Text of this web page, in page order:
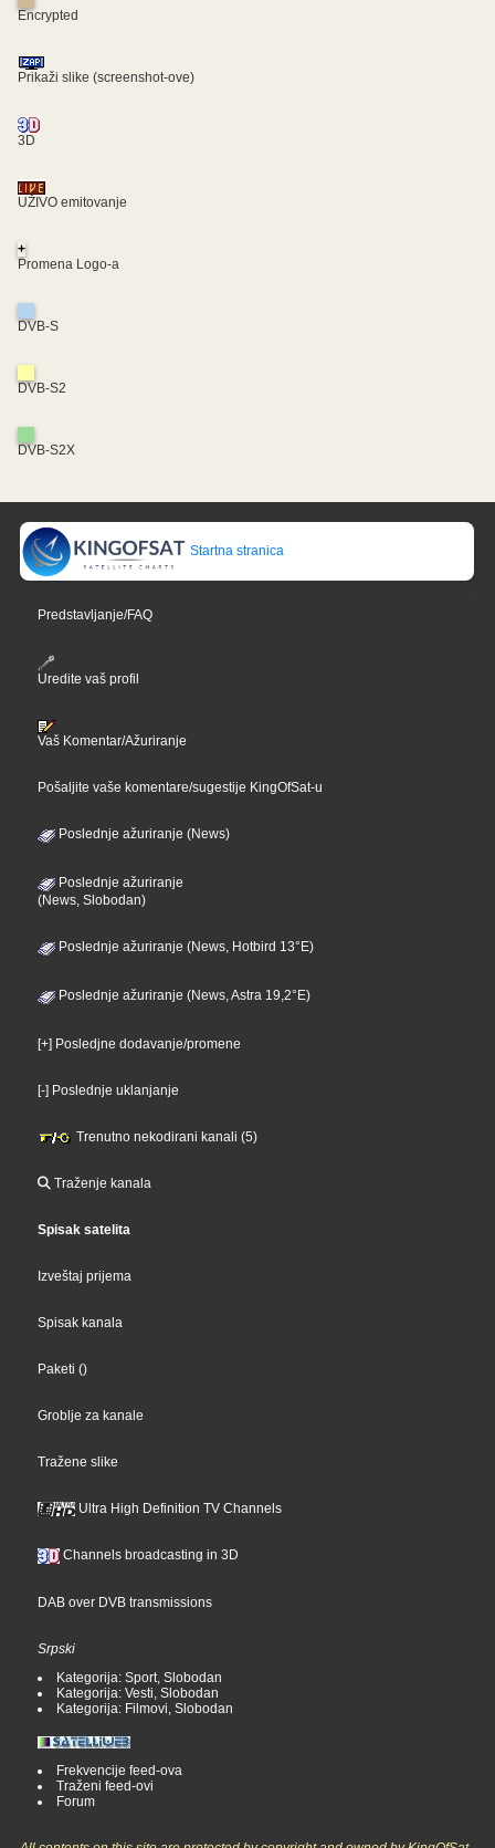
Encrypted
Prikaži slike (screenshot-ove)
3D
UŽIVO emitovanje
+
Promena Logo-a
DVB-S
DVB-S2
DVB-S2X
Startna stranica
Predstavljanje/FAQ
Uredite vaš profil
Vaš Komentar/Ažuriranje
Pošaljite vaše komentare/sugestije KingOfSat-u
Poslednje ažuriranje (News)
Poslednje ažuriranje
(News, Slobodan)
Poslednje ažuriranje (News, Hotbird 13°E)
Poslednje ažuriranje (News, Astra 19,2°E)
[+] Posledjne dodavanje/promene
[-] Poslednje uklanjanje
Trenutno nekodirani kanali (5)
Traženje kanala
Spisak satelita
Izveštaj prijema
Spisak kanala
Paketi ()
Groblje za kanale
Tražene slike
Ultra High Definition TV Channels
Channels broadcasting in 3D
DAB over DVB transmissions
Srpski
Kategorija: Sport, Slobodan
Kategorija: Vesti, Slobodan
Kategorija: Filmovi, Slobodan
Frekvencije feed-ova
Traženi feed-ovi
Forum